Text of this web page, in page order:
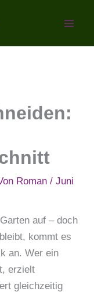
Roman/Juni
auf – doch
kommt es
an. Wer ein
erzielt
gleichzeitig